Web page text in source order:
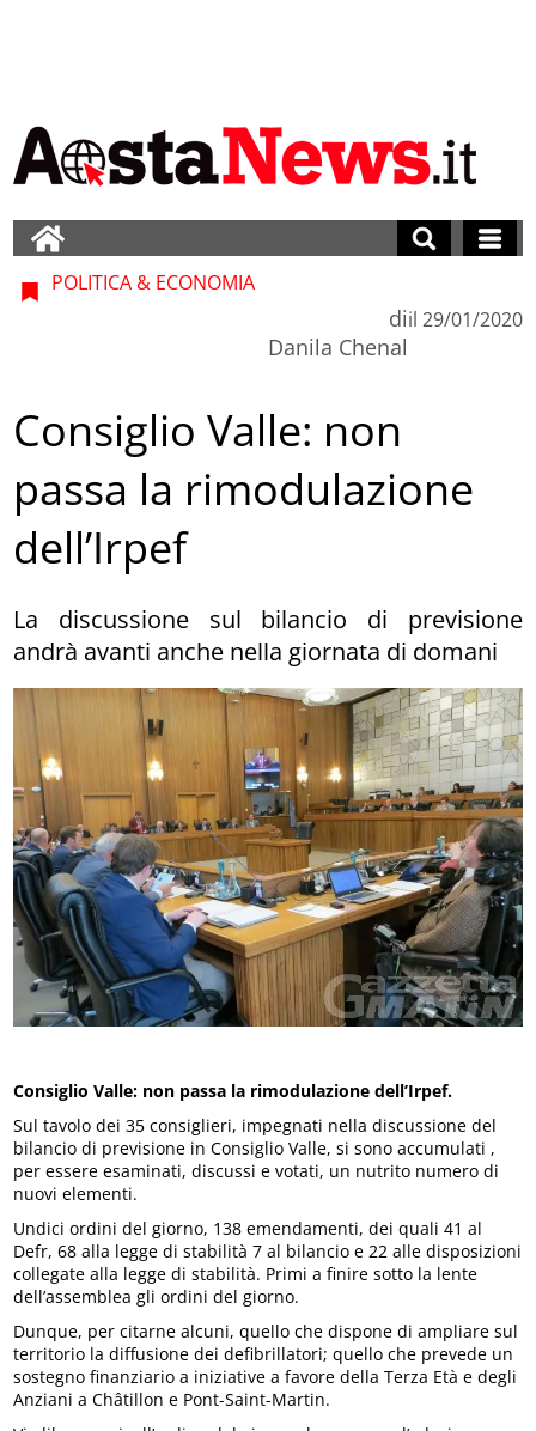
POLITICA & ECONOMIA
di
Danila Chenal
il 29/01/2020
Consiglio Valle: non
passa la rimodulazione
dell’Irpef
La discussione sul bilancio di previsione
andrà avanti anche nella giornata di domani
Consiglio Valle: non passa la rimodulazione dell’Irpef.
Sul tavolo dei 35 consiglieri, impegnati nella discussione del
bilancio di previsione in Consiglio Valle, si sono accumulati ,
per essere esaminati, discussi e votati, un nutrito numero di
nuovi elementi.
Undici ordini del giorno, 138 emendamenti, dei quali 41 al
Defr, 68 alla legge di stabilità 7 al bilancio e 22 alle disposizioni
collegate alla legge di stabilità. Primi a finire sotto la lente
dell’assemblea gli ordini del giorno.
Dunque, per citarne alcuni, quello che dispone di ampliare sul
territorio la diffusione dei defibrillatori; quello che prevede un
sostegno finanziario a iniziative a favore della Terza Età e degli
Anziani a Châtillon e Pont-Saint-Martin.